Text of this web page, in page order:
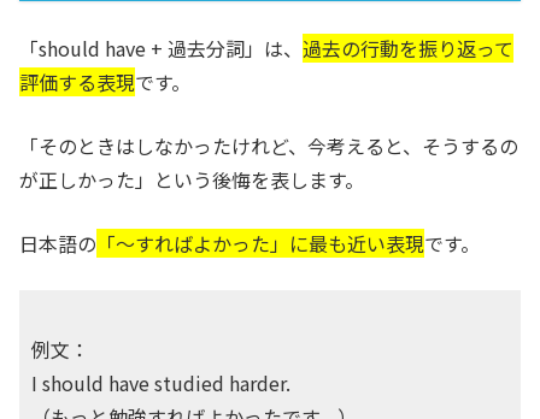
「should have + 過去分詞」は、 過去の行動を振り返って
評価する表現です。
「そのときはしなかったけれど、今考えると、そうするの
が正しかった」という後悔を表します。
日本語の 「〜すればよかった」に最も近い表現です。
例文：
I should have studied harder.